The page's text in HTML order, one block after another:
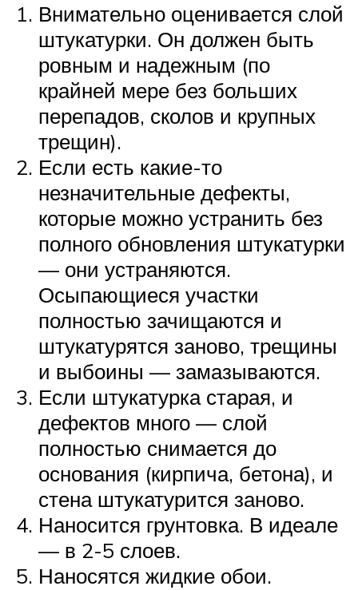
Внимательно оценивается слой
штукатурки. Он должен быть
ровным и надежным (по
крайней мере без больших
перепадов, сколов и крупных
трещин).
Если есть какие-то
незначительные дефекты,
которые можно устранить без
полного обновления штукатурки
— они устраняются.
Осыпающиеся участки
полностью зачищаются и
штукатурятся заново, трещины
и выбоины — замазываются.
Если штукатурка старая, и
дефектов много — слой
полностью снимается до
основания (кирпича, бетона), и
стена штукатурится заново.
Наносится грунтовка. В идеале
— в 2-5 слоев.
Наносятся жидкие обои.